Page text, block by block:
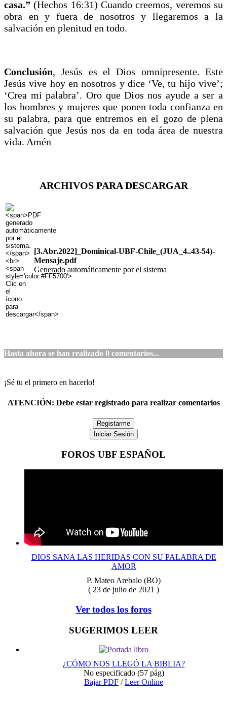
casa.” (Hechos 16:31) Cuando creemos, veremos su
obra en y fuera de nosotros y llegaremos a la
salvación en plenitud en todo.
Conclusión, Jesús es el Dios omnipresente. Este
Jesús vive hoy en nosotros y dice ‘Ve, tu hijo vive’;
‘Crea mi palabra’. Oro que Dios nos ayude a ser a
los hombres y mujeres que ponen toda confianza en
su palabra, para que entremos en el gozo de plena
salvación que Jesús nos da en toda área de nuestra
vida. Amén
ARCHIVOS PARA DESCARGAR
[3.Abr.2022]_Dominical-UBF-Chile_(JUA_4..43-54)-
Mensaje.pdf
Generado automáticamente por el sistema
Hasta ahora se han realizado 0 comentarios...
¡Sé tu el primero en hacerlo!
ATENCIÓN: Debe estar registrado para realizar comentarios
Registarme
Iniciar Sesión
FOROS UBF ESPAÑOL
DIOS SANA LAS HERIDAS CON SU PALABRA DE
AMOR
P. Mateo Arebalo (BO)
( 23 de julio de 2021 )
Ver todos los foros
SUGERIMOS LEER
¿CÓMO NOS LLEGÓ LA BIBLIA?
No especificado (57 pág)
Bajar PDF /Leer Online